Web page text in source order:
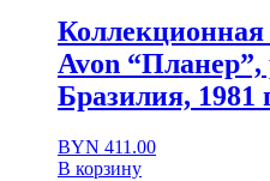
Avon “Планер”,
Бразилия,
Первоначальная
цена
BYN 411.00Текущая
В корзину